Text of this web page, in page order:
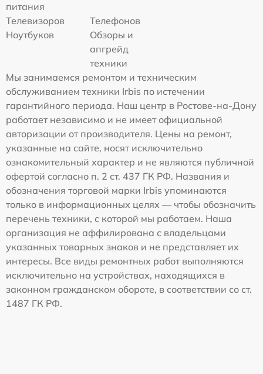
питания
Телевизоров
Телефонов
Ноутбуков
Обзоры и
апгрейд
техники
Мы занимаемся ремонтом и техническим
обслуживанием техники Irbis по истечении
гарантийного периода. Наш центр в Ростове-на-Дону
работает независимо и не имеет официальной
авторизации от производителя. Цены на ремонт,
указанные на сайте, носят исключительно
ознакомительный характер и не являются публичной
офертой согласно п. 2 ст. 437 ГК РФ. Названия и
обозначения торговой марки Irbis упоминаются
только в информационных целях — чтобы обозначить
перечень техники, с которой мы работаем. Наша
организация не аффилирована с владельцами
указанных товарных знаков и не представляет их
интересы. Все виды ремонтных работ выполняются
исключительно на устройствах, находящихся в
законном гражданском обороте, в соответствии со ст.
1487 ГК РФ.